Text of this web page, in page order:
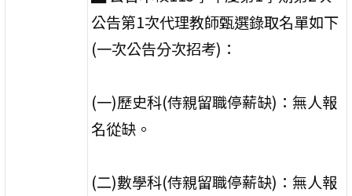
公告第1次代理教師甄選錄取名單如下
(一次公告分次招考)：
(一)歷史科(侍親留職停薪缺)：無人報
名從缺。
(二)數學科(侍親留職停薪缺)：無人報